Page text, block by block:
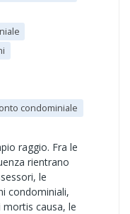
condominiale
raggio. Fra le
rientrano
le
condominiali,
mortis causa, le